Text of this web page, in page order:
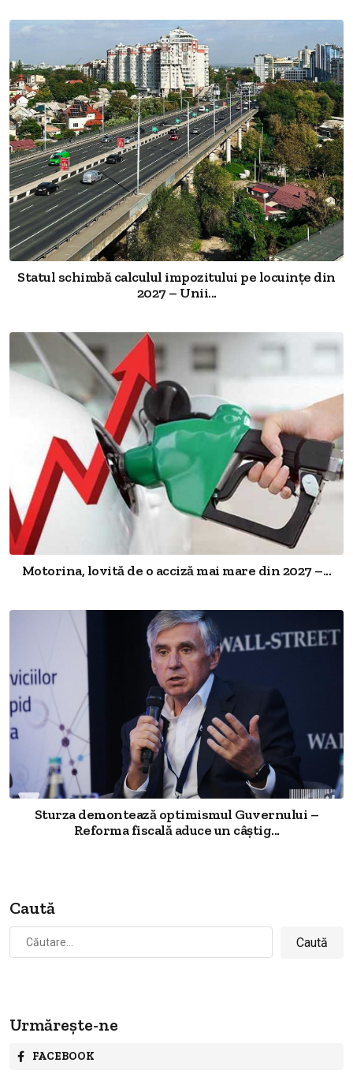
Statul schimbă calculul impozitului pe locuințe din
2027 – Unii...
Motorina, lovită de o acciză mai mare din 2027 –...
Sturza demontează optimismul Guvernului –
Reforma fiscală aduce un câștig...
Caută
Caută
după:
Urmărește-ne
FACEBOOK